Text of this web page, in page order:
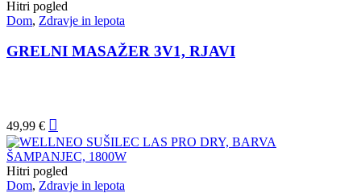
Hitri pogled
Dom, Zdravje in lepota
GRELNI MASAŽER 3V1, RJAVI
49,99 €
Hitri pogled
Dom, Zdravje in lepota